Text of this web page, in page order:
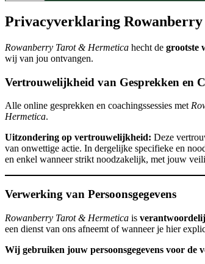
Privacyverklaring
Rowanberry Tarot & Hermetica hecht de grootste
wij van jou ontvangen.
Vertrouwelijkheid van Gesprekken en
Alle online gesprekken en coachingssessies met
Hermetica.
Uitzondering op vertrouwelijkheid: Deze
van onwettige actie. In dergelijke specifieke en
en enkel wanneer strikt noodzakelijk, met jouw
Verwerking van Persoonsgegevens
Rowanberry Tarot & Hermetica is
een dienst van ons afneemt of wanneer je hier
Wij gebruiken jouw persoonsgegevens voor de